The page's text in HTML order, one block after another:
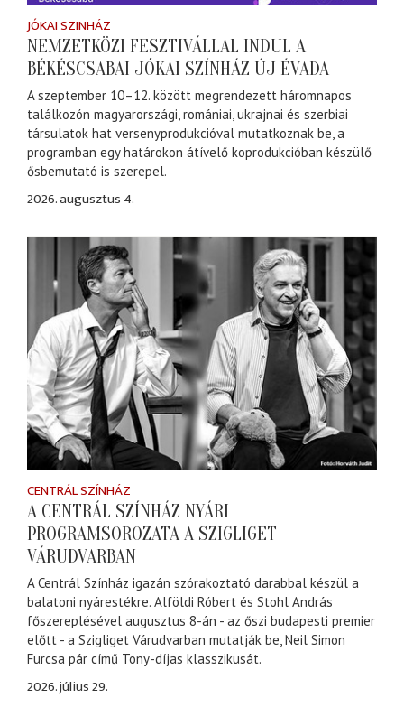
JÓKAI SZINHÁZ
NEMZETKÖZI FESZTIVÁLLAL INDUL A
BÉKÉSCSABAI JÓKAI SZÍNHÁZ ÚJ ÉVADA
A szeptember 10–12. között megrendezett háromnapos
találkozón magyarországi, romániai, ukrajnai és szerbiai
társulatok hat versenyprodukcióval mutatkoznak be, a
programban egy határokon átívelő koprodukcióban készülő
ősbemutató is szerepel.
2026. augusztus 4.
CENTRÁL SZÍNHÁZ
A CENTRÁL SZÍNHÁZ NYÁRI
PROGRAMSOROZATA A SZIGLIGET
VÁRUDVARBAN
A Centrál Színház igazán szórakoztató darabbal készül a
balatoni nyárestékre. Alföldi Róbert és Stohl András
főszereplésével augusztus 8-án - az őszi budapesti premier
előtt - a Szigliget Várudvarban mutatják be, Neil Simon
Furcsa pár című Tony-díjas klasszikusát.
2026. július 29.